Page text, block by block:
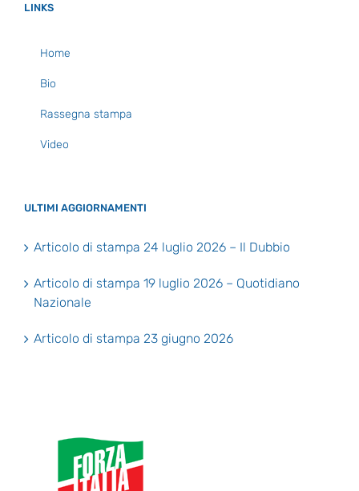
LINKS
Home
Bio
Rassegna stampa
Video
ULTIMI AGGIORNAMENTI
Articolo di stampa 24 luglio 2026 – Il Dubbio
Articolo di stampa 19 luglio 2026 – Quotidiano
Nazionale
Articolo di stampa 23 giugno 2026